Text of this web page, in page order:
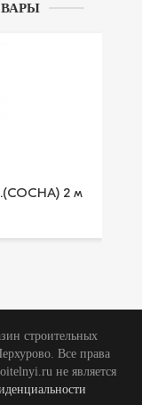
2 м
строительных
Все права
не является